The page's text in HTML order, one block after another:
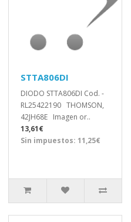
STTA806DI
DIODO STTA806DI Cod. -
RL25422190 THOMSON,
42JH68E Imagen or..
13,61€
Sin impuestos: 11,25€